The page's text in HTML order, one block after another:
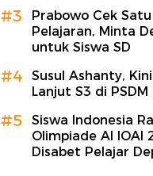
#3
Prabowo Cek
Pelajaran, Minta
untuk Siswa SD
#4
Susul Ashanty,
Lanjut S3 di PSDM
#5
Siswa Indonesia
Olimpiade AI IOAI
Disabet Pelajar